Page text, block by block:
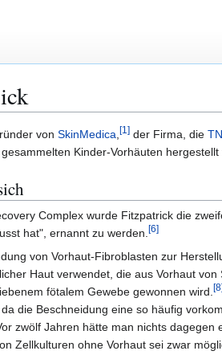
von SkinMedica,[1] der Firma, die
Kinder-Vorhäuten hergestellt
Complex wurde Fitzpatrick die
hat", ernannt zu werden.[6]
von Vorhaut-Fibroblasten zur
Haut verwendet, die aus Vorhaut
fötalem Gewebe gewonnen wird.[8]
die Beschneidung eine so häufig
zwölf Jahren hätte man nichts
Zellkulturen ohne Vorhaut sei zwar